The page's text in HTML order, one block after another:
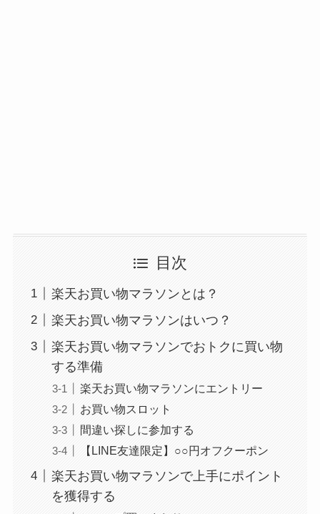
目次
楽天お買い物マラソンとは？
楽天お買い物マラソンはいつ？
楽天お買い物マラソンでおトクに買い物
する準備
楽天お買い物マラソンにエントリー
お買い物スロット
間違い探しに参加する
【LINE友達限定】○○円オフクーポン
楽天お買い物マラソンで上手にポイント
を獲得する